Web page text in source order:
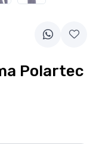
Polartec